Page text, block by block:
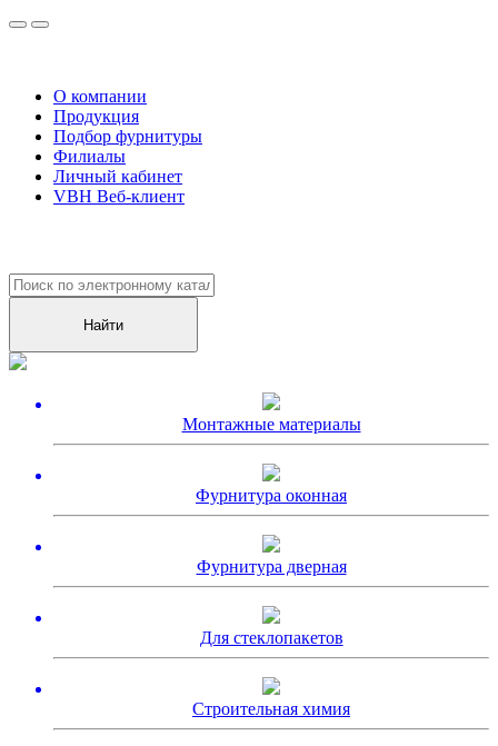
О компании
Продукция
Подбор фурнитуры
Филиалы
Личный кабинет
VBH Веб-клиент
Монтажные материалы
Фурнитура оконная
Фурнитура дверная
Для стеклопакетов
Строительная химия